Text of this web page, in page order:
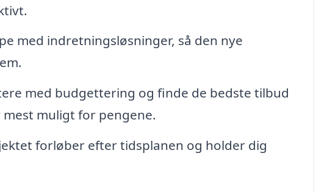
med indretningsløsninger, så den nye
med budgettering og finde de bedste tilbud
muligt for pengene.
forløber efter tidsplanen og holder dig